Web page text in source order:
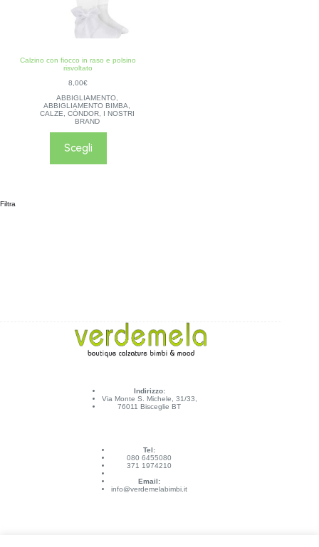
Calzino con fiocco in raso e polsino
risvoltato
8,00€
ABBIGLIAMENTO,
ABBIGLIAMENTO BIMBA
CALZE
CÒNDOR,
I NOSTRI
BRAND
Scegli
Filtra
Indirizzo:
Via Monte S. Michele, 31/33,
76011 Bisceglie BT
Tel:
080 6455080
371 1974210
Email:
info@verdemelabimbi.it